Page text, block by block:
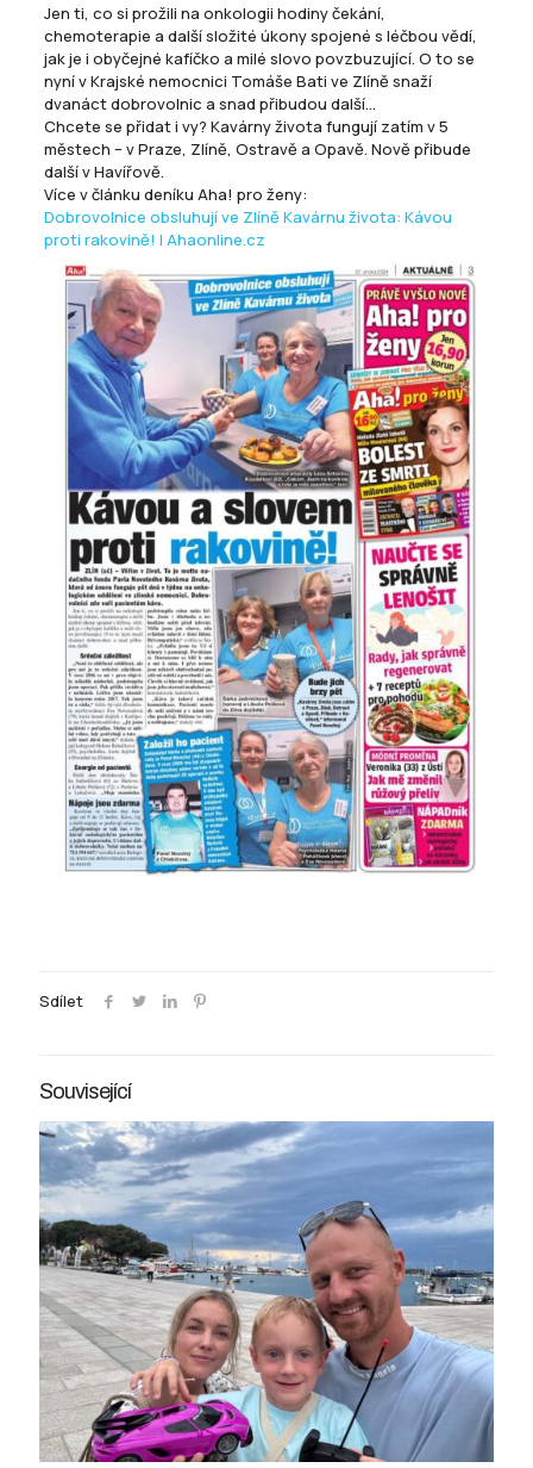
Jen ti, co si prožili na onkologii hodiny čekání,
chemoterapie a další složité úkony spojené s léčbou vědí,
jak je i obyčejné kafíčko a milé slovo povzbuzující. O to se
nyní v Krajské nemocnici Tomáše Bati ve Zlíně snaží
dvanáct dobrovolnic a snad přibudou další…
Chcete se přidat i vy? Kavárny života fungují zatím v 5
městech – v Praze, Zlíně, Ostravě a Opavě. Nově přibude
další v Havířově.
Více v článku deníku Aha! pro ženy:
Dobrovolnice obsluhují ve Zlíně Kavárnu života: Kávou
proti rakovině! | Ahaonline.cz
Sdílet
Související